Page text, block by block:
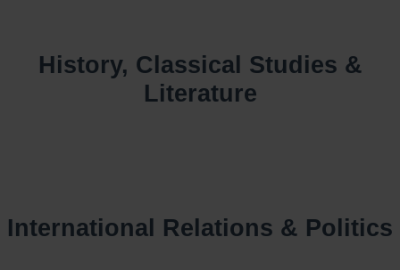
History, Classical Studies &
Literature
International Relations & Politics